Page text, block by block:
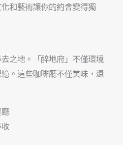
和藝術讓你的約會變得獨
之地。「醉地府」不僅環境
。這些咖啡廳不僅美味，還